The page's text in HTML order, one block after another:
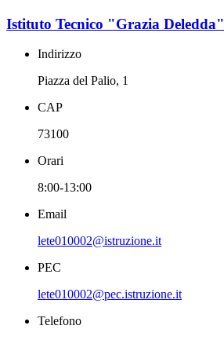
Istituto Tecnico "Grazia Deledda"
Indirizzo
Piazza del Palio, 1
CAP
73100
Orari
8:00-13:00
Email
lete010002@istruzione.it
PEC
lete010002@pec.istruzione.it
Telefono